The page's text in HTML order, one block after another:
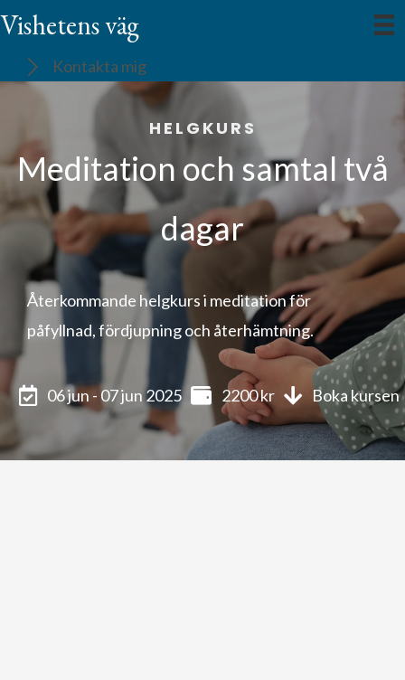
Hoppa
innehåll
Vishetens väg
Kontakta mig
HELGKURS
Meditation och samtal två
dagar
Återkommande helgkurs i meditation för
påfyllnad, fördjupning och återhämtning.
06 jun - 07 jun 2025 2200 kr Boka kursen